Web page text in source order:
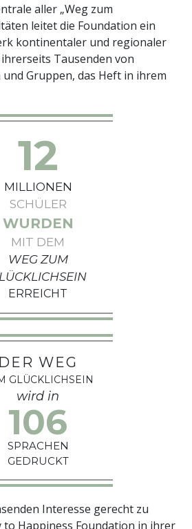
aller „Weg zum
leitet die Foundation ein
kontinentaler und regionaler
Tausenden von
Gruppen, das Heft in ihrem
12
MILLIONEN
SCHÜLER
WURDEN
MIT DEM
WEG ZUM
ERREICHT
DER WEG
GLÜCKLICHSEIN
wird in
106
SPRACHEN
GEDRUCKT
Interesse gerecht zu
to Happiness Foundation in ihrer